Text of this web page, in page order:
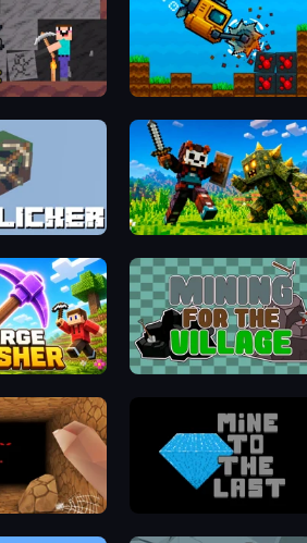
Noob Miner: Escape From Prison
CraftSlayer: Apocalypse
Mining for the Village